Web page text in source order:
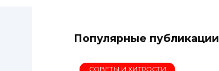
Популярные публикации